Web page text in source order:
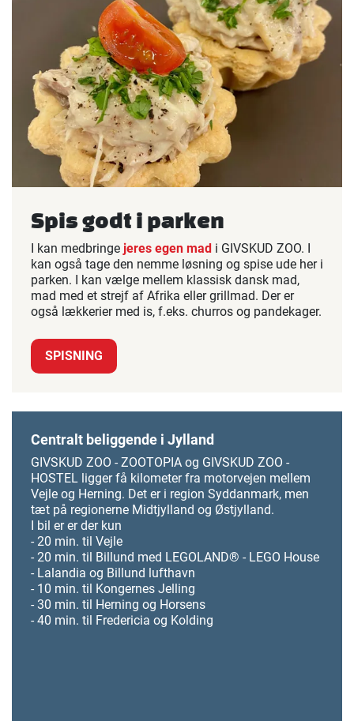
Spis godt i parken
I kan medbringe jeres egen mad i GIVSKUD ZOO. I
kan også tage den nemme løsning og spise ude her i
parken. I kan vælge mellem klassisk dansk mad,
mad med et strejf af Afrika eller grillmad. Der er
også lækkerier med is, f.eks. churros og pandekager.
SPISNING
Centralt beliggende i Jylland
GIVSKUD ZOO - ZOOTOPIA og GIVSKUD ZOO -
HOSTEL ligger få kilometer fra motorvejen mellem
Vejle og Herning. Det er i region Syddanmark, men
tæt på regionerne Midtjylland og Østjylland.
I bil er er der kun
- 20 min. til Vejle
- 20 min. til Billund med LEGOLAND® - LEGO House
- Lalandia og Billund lufthavn
- 10 min. til Kongernes Jelling
- 30 min. til Herning og Horsens
- 40 min. til Fredericia og Kolding